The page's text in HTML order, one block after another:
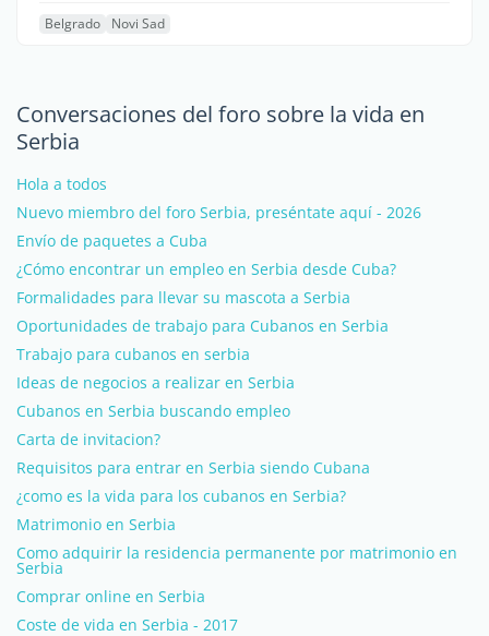
Belgrado Novi Sad
Conversaciones del foro sobre la vida en
Serbia
Hola a todos
Nuevo miembro del foro Serbia, preséntate aquí - 2026
Envío de paquetes a Cuba
¿Cómo encontrar un empleo en Serbia desde Cuba?
Formalidades para llevar su mascota a Serbia
Oportunidades de trabajo para Cubanos en Serbia
Trabajo para cubanos en serbia
Ideas de negocios a realizar en Serbia
Cubanos en Serbia buscando empleo
Carta de invitacion?
Requisitos para entrar en Serbia siendo Cubana
¿como es la vida para los cubanos en Serbia?
Matrimonio en Serbia
Como adquirir la residencia permanente por matrimonio en
Serbia
Comprar online en Serbia
Coste de vida en Serbia - 2017